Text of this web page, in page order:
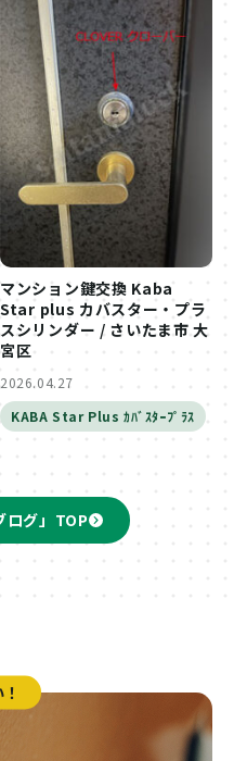
マンション鍵交換 Kaba
Star plus カバスター・プラ
スシリンダー / さいたま市 大
宮区
2026.04.27
KABA Star Plus ｶﾊﾞｽﾀｰﾌﾟﾗｽ
ログ」TOP